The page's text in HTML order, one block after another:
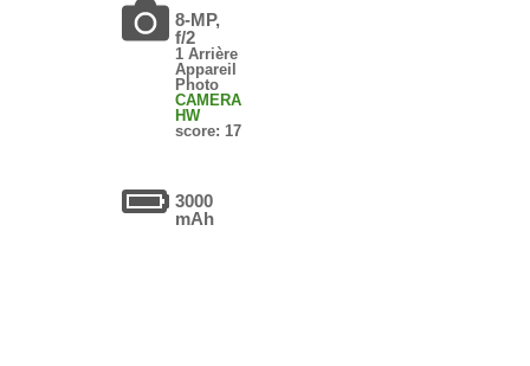
8-MP,
f/2
1 Arrière
Appareil
Photo
CAMERA
HW
score: 17
3000
mAh